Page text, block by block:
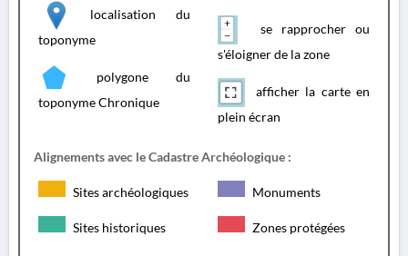
localisation du
toponyme
polygone du
toponyme Chronique
se rapprocher ou
s'éloigner de la zone
afficher la carte en
plein écran
Alignements avec le Cadastre Archéologique :
Sites archéologiques Monuments
Sites historiques Zones protégées